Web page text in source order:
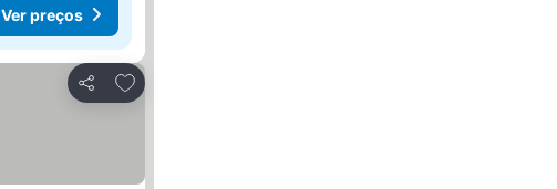
Ver preços
Partilhar
Adicionar aos favoritos